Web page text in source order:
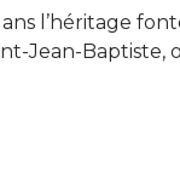
l’héritage
Jean-